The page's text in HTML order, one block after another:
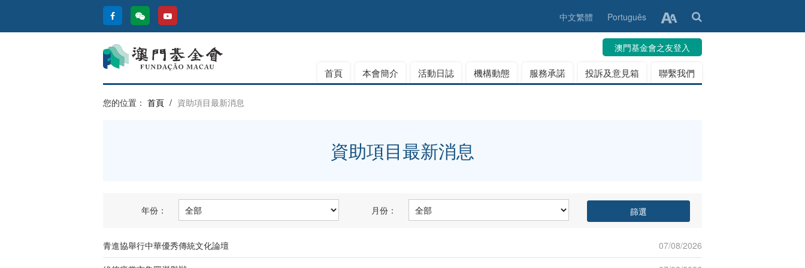
中文繁體 Português
澳門基金會之友登入
首頁 本會簡介 活動日誌 機構動態 服務承諾 投訴及意見箱 聯繫我們
您的位置： 首頁 / 資助項目最新消息
資助項目最新消息
年份： 月份： 篩選
青進協舉行中華優秀傳統文化論壇
07/08/2026